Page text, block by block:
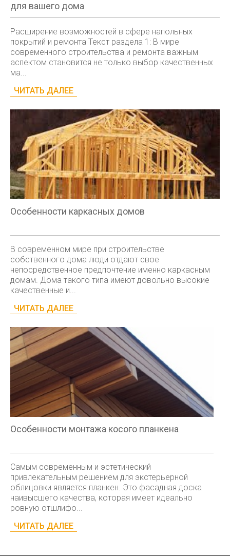
для вашего дома
Расширение возможностей в сфере напольных
покрытий и ремонта Текст раздела 1: В мире
современного строительства и ремонта важным
аспектом становится не только выбор качественных
ма...
ЧИТАТЬ ДАЛЕЕ
Особенности каркасных домов
В современном мире при строительстве
собственного дома люди отдают свое
непосредственное предпочтение именно каркасным
домам. Дома такого типа имеют довольно высокие
качественные и...
ЧИТАТЬ ДАЛЕЕ
Особенности монтажа косого планкена
Самым современным и эстетический
привлекательным решением для экстерьерной
облицовки является планкен. Это фасадная доска
наивысшего качества, которая имеет идеально
ровную отшлифо...
ЧИТАТЬ ДАЛЕЕ